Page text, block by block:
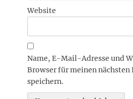
Website
Name, E-Mail-Adresse und
Browser für meinen nächsten
speichern.